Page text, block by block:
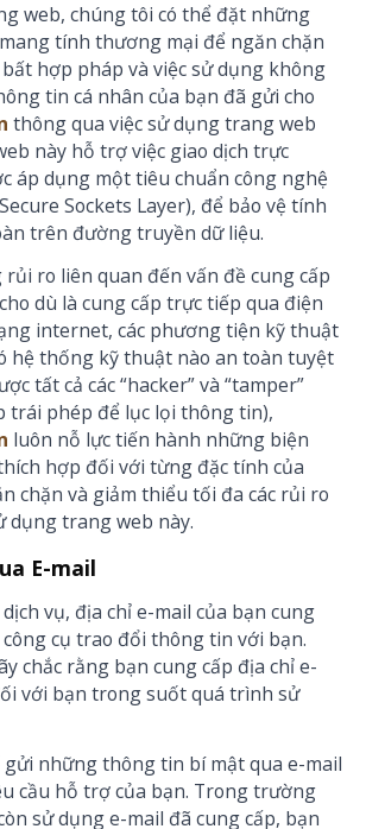
web, chúng tôi có thể đặt những
tính thương mại để ngăn chặn
hợp pháp và việc sử dụng không
tin cá nhân của bạn đã gửi cho
thông qua việc sử dụng trang web
này hỗ trợ việc giao dịch trực
áp dụng một tiêu chuẩn công nghệ
Sockets Layer), để bảo vệ tính
trên đường truyền dữ liệu.
rủi ro liên quan đến vấn đề cung cấp
dù là cung cấp trực tiếp qua điện
internet, các phương tiện kỹ thuật
hệ thống kỹ thuật nào an toàn tuyệt
tất cả các “hacker” và “tamper”
trái phép để lục lọi thông tin),
luôn nỗ lực tiến hành những biện
hợp đối với từng đặc tính của
chặn và giảm thiểu tối đa các rủi ro
dụng trang web này.
E-mail
vụ, địa chỉ e-mail của bạn cung
cụ trao đổi thông tin với bạn.
chắc rằng bạn cung cấp địa chỉ e-
với bạn trong suốt quá trình sử
gửi những thông tin bí mật qua e-mail
cầu hỗ trợ của bạn. Trong trường
sử dụng e-mail đã cung cấp, bạn